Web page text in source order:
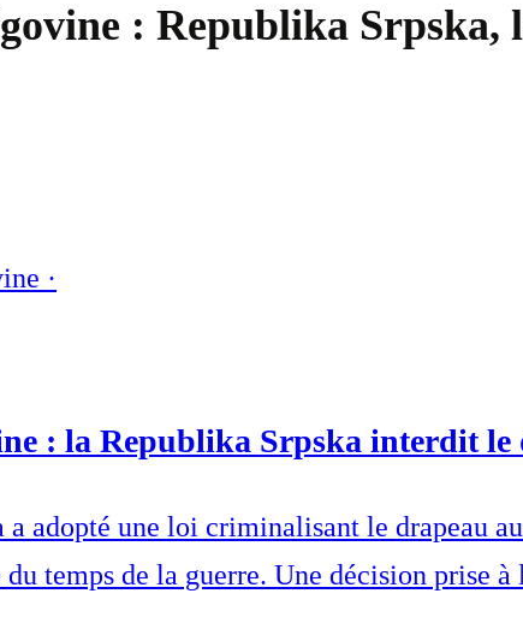
: Republika
·
: la Republika Srpska interdit le
adopté une loi criminalisant le drapeau
temps de la guerre. Une décision prise